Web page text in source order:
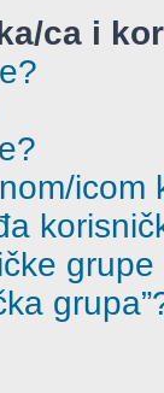
ca i
icom